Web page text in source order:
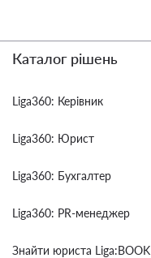
Каталог рішень
Liga360: Керівник
Liga360: Юрист
Liga360: Бухгалтер
Liga360: PR-менеджер
Знайти юриста Liga:BOOK